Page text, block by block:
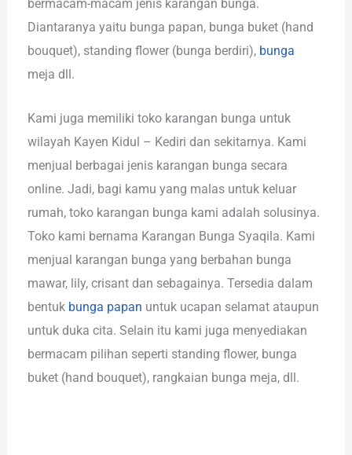
bermacam-macam jenis karangan bunga.
Diantaranya yaitu bunga papan, bunga buket (hand
bouquet), standing flower (bunga berdiri), bunga
meja dll.
Kami juga memiliki toko karangan bunga untuk
wilayah Kayen Kidul – Kediri dan sekitarnya. Kami
menjual berbagai jenis karangan bunga secara
online. Jadi, bagi kamu yang malas untuk keluar
rumah, toko karangan bunga kami adalah solusinya.
Toko kami bernama Karangan Bunga Syaqila. Kami
menjual karangan bunga yang berbahan bunga
mawar, lily, crisant dan sebagainya. Tersedia dalam
bentuk bunga papan untuk ucapan selamat ataupun
untuk duka cita. Selain itu kami juga menyediakan
bermacam pilihan seperti standing flower, bunga
buket (hand bouquet), rangkaian bunga meja, dll.